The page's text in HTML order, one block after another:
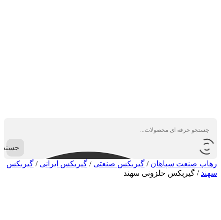
رهاب صنعت سپاهان / گیربکس صنعتی / گیربکس ایرانی / گیربکس
سهند / گیربکس حلزونی سهند